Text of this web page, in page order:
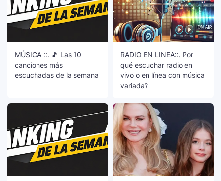
MÚSICA ::. 🎵 Las 10
canciones más
escuchadas de la semana
RADIO EN LINEA::. Por
qué escuchar radio en
vivo o en línea con música
variada?